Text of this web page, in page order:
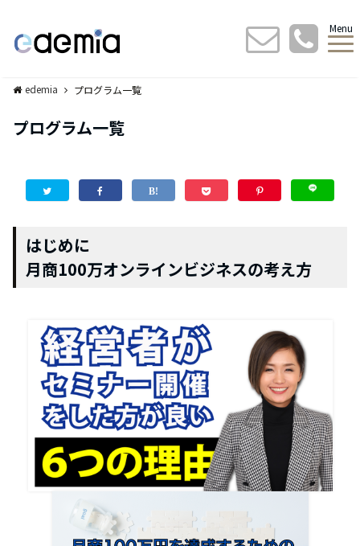
Menu
edemia プログラム一覧
プログラム一覧
はじめに
月商100万オンラインビジネスの考え方